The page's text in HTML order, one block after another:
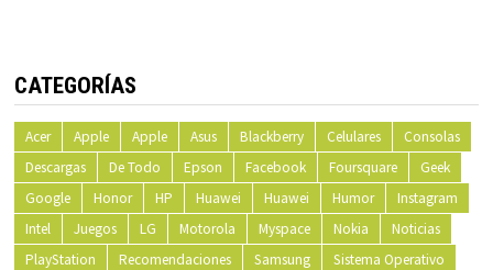
CATEGORÍAS
Acer Apple Apple Asus Blackberry Celulares
Consolas
Descargas
De Todo Epson Facebook Foursquare
Geek
Google
Honor HP Huawei Huawei Humor
Instagram
Intel
Juegos LG Motorola Myspace Nokia
Noticias
PlayStation
Recomendaciones Samsung
Sistema Operativo